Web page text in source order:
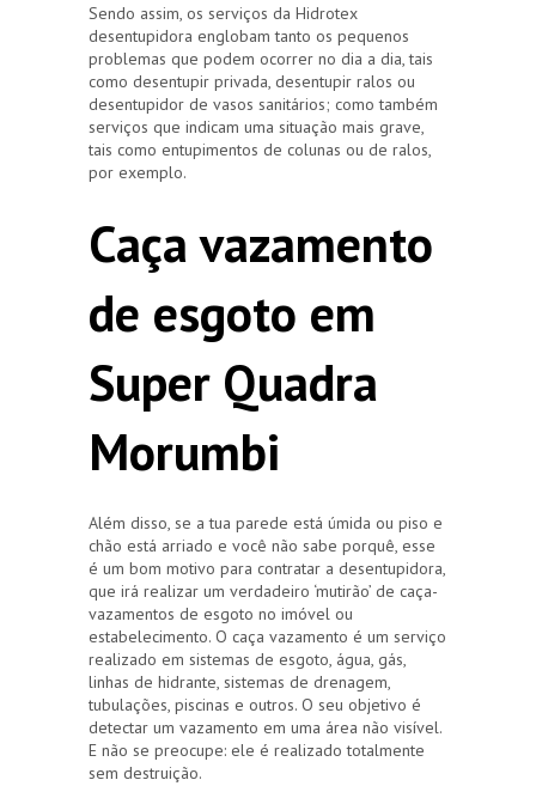
Sendo assim, os serviços da Hidrotex
desentupidora englobam tanto os pequenos
problemas que podem ocorrer no dia a dia, tais
como desentupir privada, desentupir ralos ou
desentupidor de vasos sanitários; como também
serviços que indicam uma situação mais grave,
tais como entupimentos de colunas ou de ralos,
por exemplo.
Caça vazamento
de esgoto em
Super Quadra
Morumbi
Além disso, se a tua parede está úmida ou piso e
chão está arriado e você não sabe porquê, esse
é um bom motivo para contratar a desentupidora,
que irá realizar um verdadeiro ‘mutirão’ de caça-
vazamentos de esgoto no imóvel ou
estabelecimento. O caça vazamento é um serviço
realizado em sistemas de esgoto, água, gás,
linhas de hidrante, sistemas de drenagem,
tubulações, piscinas e outros. O seu objetivo é
detectar um vazamento em uma área não visível.
E não se preocupe: ele é realizado totalmente
sem destruição.